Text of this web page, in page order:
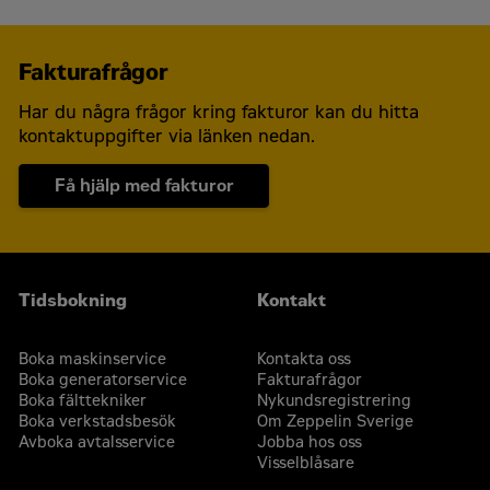
Kontakta mig
Fakturafrågor
Har du några frågor kring fakturor kan du hitta
kontaktuppgifter via länken nedan.
Få hjälp med fakturor
Tidsbokning
Boka maskinservice
Boka generatorservice
Boka fälttekniker
Boka verkstadsbesök
Avboka avtalsservice
Kontakt
Kontakta oss
Fakturafrågor
Nykundsregistrering
Om Zeppelin Sverige
Jobba hos oss
Visselblåsare